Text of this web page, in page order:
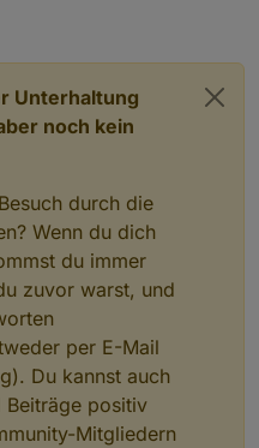
Unterhaltung
noch kein
durch die
Wenn du dich
du immer
zuvor warst, und
per E-Mail
Du kannst auch
Beiträge positiv
Mitgliedern